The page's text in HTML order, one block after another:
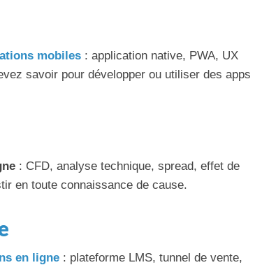
mobiles : application native, PWA, UX
savoir pour développer ou utiliser des apps
: CFD, analyse technique, spread, effet de
en toute connaissance de cause.
en ligne : plateforme LMS, tunnel de vente,